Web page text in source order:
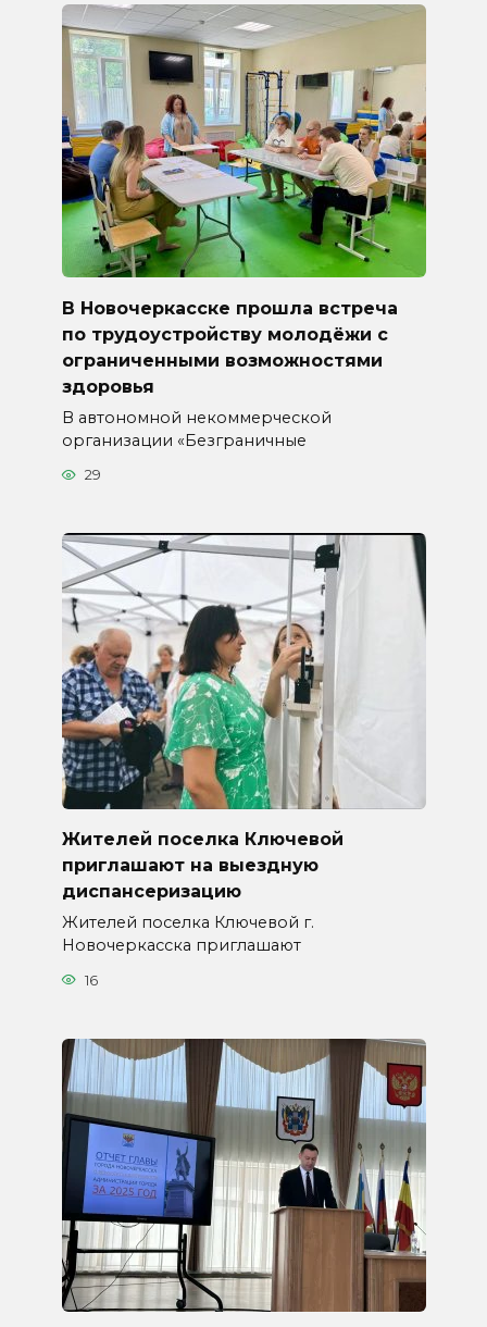
В Новочеркасске прошла встреча
по трудоустройству молодёжи с
ограниченными возможностями
здоровья
В автономной некоммерческой
организации «Безграничные
29
Жителей поселка Ключевой
приглашают на выездную
диспансеризацию
Жителей поселка Ключевой г.
Новочеркасска приглашают
16